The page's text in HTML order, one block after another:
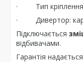
· Тип кріплення:
· Дивертор:
Підключається
відбивачами.
Гарантія